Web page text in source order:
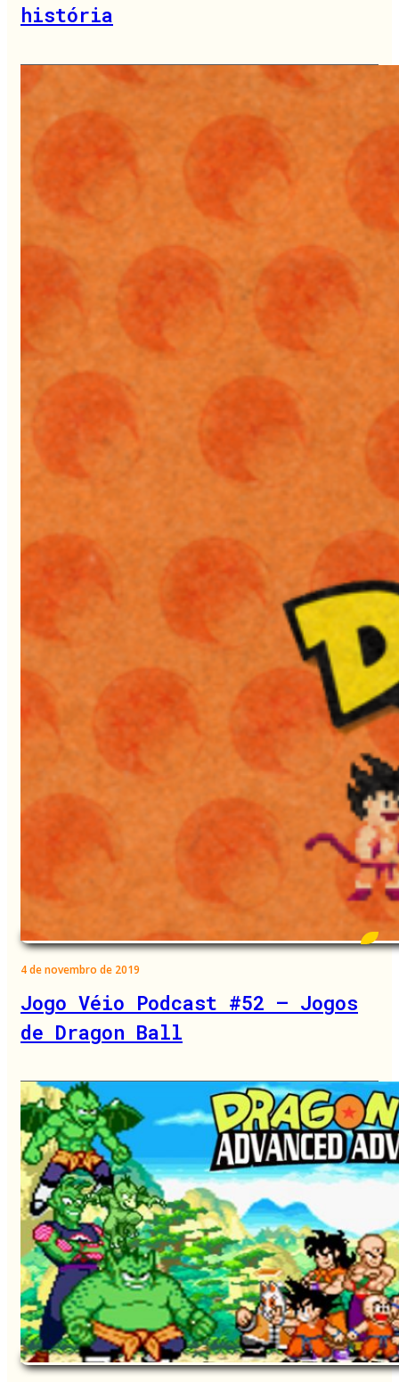
história
4 de novembro de 2019
Jogo Véio Podcast #52 – Jogos
de Dragon Ball